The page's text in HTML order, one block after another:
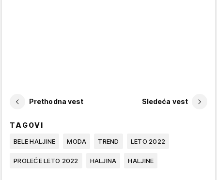
Prethodna vest Sledeća vest
TAGOVI
BELE HALJINE MODA TREND LETO 2022
PROLEĆE LETO 2022 HALJINA HALJINE